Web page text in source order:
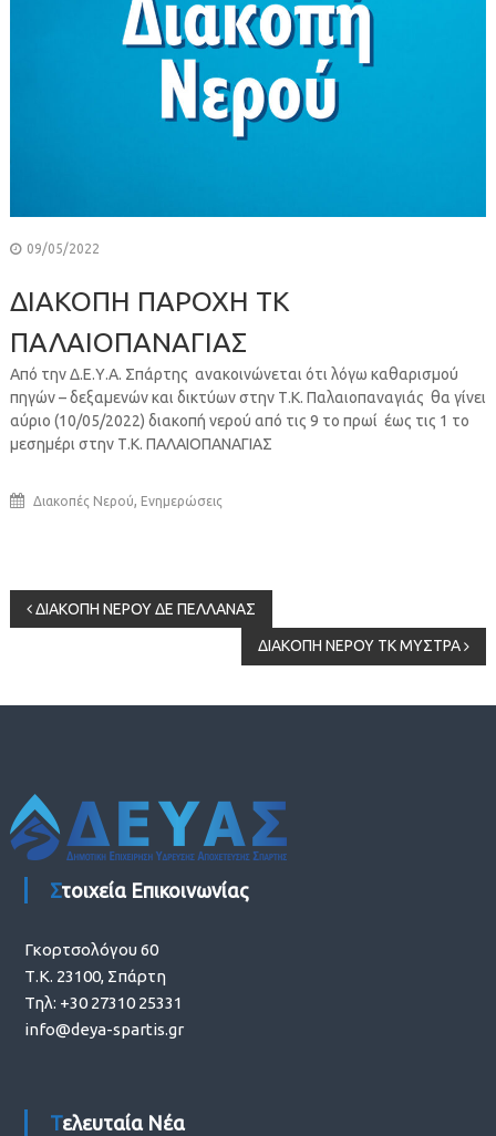
09/05/2022
ΔΙΑΚΟΠΗ ΠΑΡΟΧΗ ΤΚ
ΠΑΛΑΙΟΠΑΝΑΓΙΑΣ
Από την Δ.Ε.Υ.Α. Σπάρτης ανακοινώνεται ότι λόγω καθαρισμού
πηγών – δεξαμενών και δικτύων στην Τ.Κ. Παλαιοπαναγιάς θα γίνει
αύριο (10/05/2022) διακοπή νερού από τις 9 το πρωί έως τις 1 το
μεσημέρι στην Τ.Κ. ΠΑΛΑΙΟΠΑΝΑΓΙΑΣ
Διακοπές Νερού, Ενημερώσεις
Πλοήγηση
ΔΙΑΚΟΠΗ ΝΕΡΟΥ ΔΕ ΠΕΛΛΑΝΑΣ
ΔΙΑΚΟΠΗ ΝΕΡΟΥ ΤΚ ΜΥΣΤΡΑ
Στοιχεία Επικοινωνίας
Γκορτσολόγου 60
Τ.Κ. 23100, Σπάρτη
Τηλ: +30 27310 25331
info@deya-spartis.gr
Τελευταία Νέα